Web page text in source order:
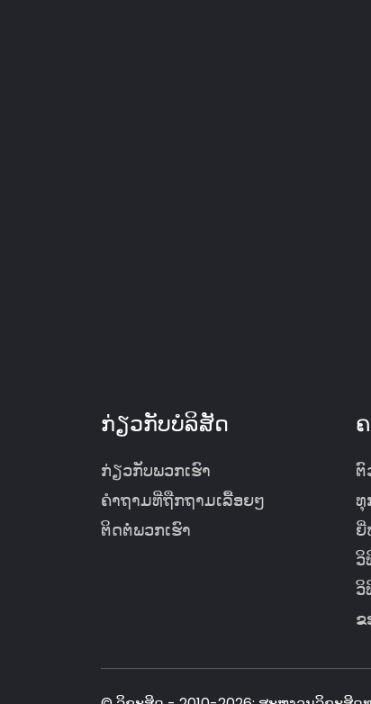
ກ່ຽວກັບບໍລິສັດ
ກ່ຽວກັບພວກເຮົາ
ຄຳຖາມທີ່ຖືກຖາມເລື້ອຍໆ
ຕິດຕໍ່ພວກເຮົາ
ຕົ
ທຸ
ວິ
ວິ
ຂ